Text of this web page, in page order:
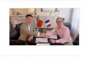
限公司